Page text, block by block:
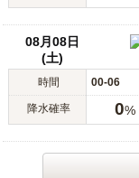
08月08日
(土)
時間 00-06
降水確率 0%